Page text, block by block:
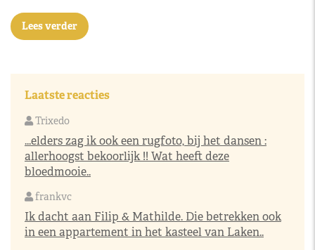
Lees verder
Laatste reacties
Trixedo
...elders zag ik ook een rugfoto, bij het dansen :
allerhoogst bekoorlijk !! Wat heeft deze
bloedmooie..
frankvc
Ik dacht aan Filip & Mathilde. Die betrekken ook
in een appartement in het kasteel van Laken..